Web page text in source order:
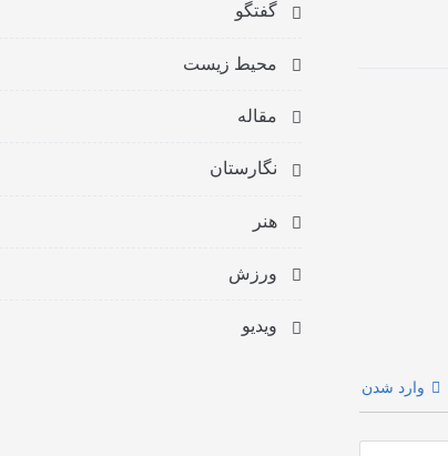
وارد شدن
گفتگو
محیط زیست
مقاله
نگارستان
هنر
ورزش
ویدیو